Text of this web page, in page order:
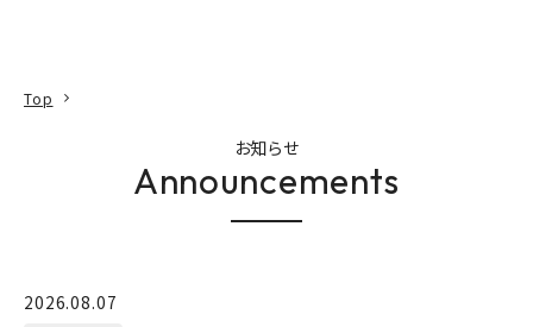
Top
お知らせ
Announcements
2026.08.07